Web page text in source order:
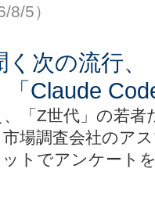
8/5）
く次の流行
Claude
「Z世代」の若
場調査会社のア
トでアンケート